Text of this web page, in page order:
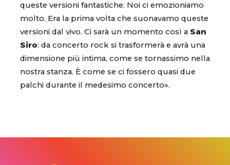
queste versioni fantastiche. Noi ci emozioniamo
molto. Era la prima volta che suonavamo queste
versioni dal vivo. Ci sarà un momento così a San
Siro: da concerto rock si trasformerà e avrà una
dimensione più intima, come se tornassimo nella
nostra stanza. È come se ci fossero quasi due
palchi durante il medesimo concerto».